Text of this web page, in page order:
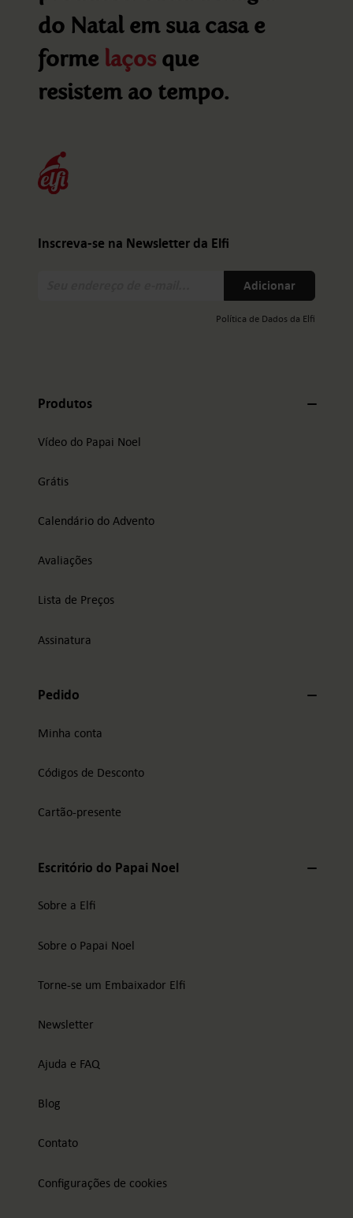
do Natal em sua casa e
forme laçosque
resistem ao tempo.
Inscreva-se na Newsletter da Elfi
Adicionar
Política de Dados da Elfi
Produtos
Vídeo do Papai Noel
Grátis
Calendário do Advento
Avaliações
Lista de Preços
Assinatura
Pedido
Minha conta
Códigos de Desconto
Cartão-presente
Escritório do Papai Noel
Sobre a Elfi
Sobre o Papai Noel
Torne-se um Embaixador Elfi
Newsletter
Ajuda e FAQ
Blog
Contato
Configurações de cookies